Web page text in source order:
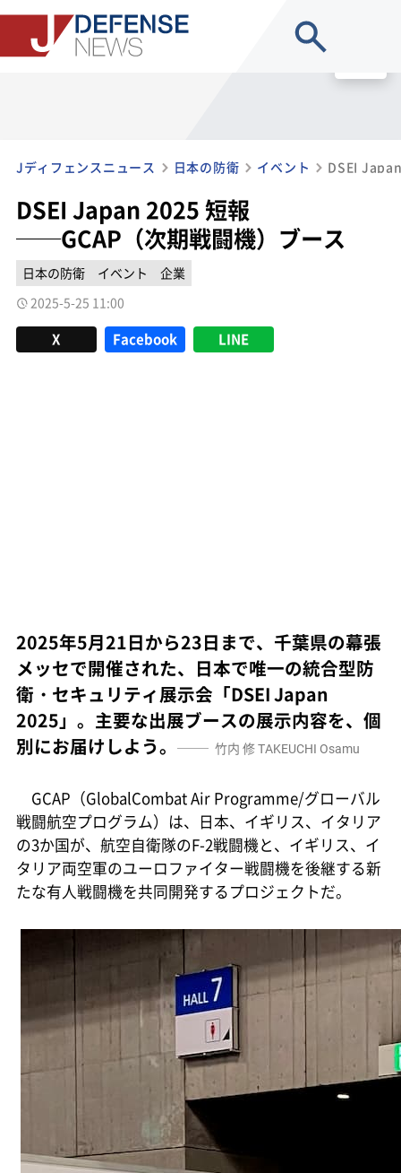
Jディフェンスニュース 日本の防衛 イベント
DSEI Japan 2025 短報
──GCAP（次期戦闘機）ブース
日本の防衛 イベント
企業
2025-5-25 11:00
X Facebook LINE
2025年5月21日から23日まで、千葉県の幕張
メッセで開催された、日本で唯一の統合型防
衛・セキュリティ展示会「DSEI Japan
2025」。主要な出展ブースの展示内容を、個
別にお届けしよう。
竹内 修TAKEUCHI Osamu
GCAP（GlobalCombat Air Programme/グローバル
戦闘航空プログラム）は、日本、イギリス、イタリア
の3か国が、航空自衛隊のF-2戦闘機と、イギリス、イ
タリア両空軍のユーロファイター戦闘機を後継する新
たな有人戦闘機を共同開発するプロジェクトだ。